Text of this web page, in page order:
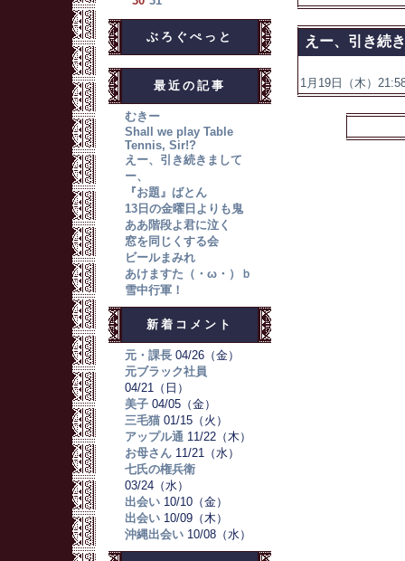
ぶろぐぺっと
最近の記事
むきー
Shall we play Table
Tennis, Sir!?
えー、引き続きまして
ー、
『お題』ばとん
13日の金曜日よりも鬼
ああ階段よ君に泣く
窓を同じくする会
ビールまみれ
あけますた（・ω・）ｂ
雪中行軍！
新着コメント
元・課長04/26（金）
元ブラック社員
04/21（日）
美子04/05（金）
三毛猫01/15（火）
アップル通11/22（木）
お母さん11/21（水）
七氏の権兵衛
03/24（水）
出会い10/10（金）
出会い10/09（木）
沖縄出会い10/08（水）
えー、引き続
1月19日（木）